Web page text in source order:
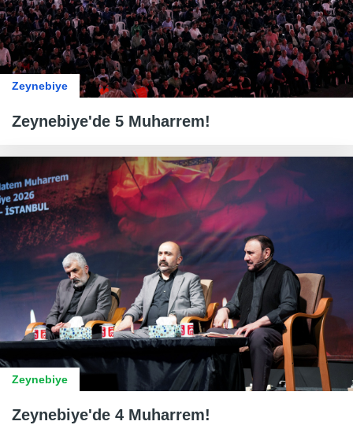
Zeynebiye
Zeynebiye'de 5 Muharrem!
Zeynebiye
Zeynebiye'de 4 Muharrem!